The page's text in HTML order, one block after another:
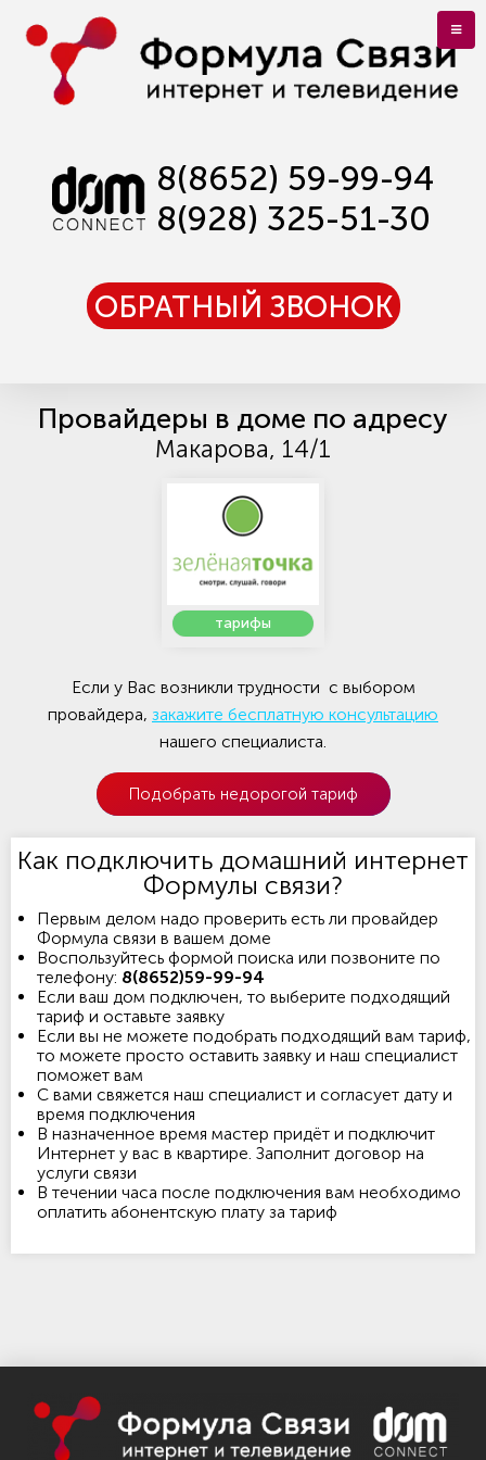
8(8652) 59-99-94
8(928) 325-51-30
ОБРАТНЫЙ ЗВОНОК
Провайдеры в доме по адресу
Макарова, 14/1
тарифы
Если у Вас возникли трудности с выбором
провайдера, закажите бесплатную консультацию
нашего специалиста.
Подобрать недорогой тариф
Как подключить домашний интернет
Формулы связи?
Первым делом надо проверить есть ли провайдер
Формула связи в вашем доме
Воспользуйтесь формой поиска или позвоните по
телефону: 8(8652)59-99-94
Если ваш дом подключен, то выберите подходящий
тариф и оставьте заявку
Если вы не можете подобрать подходящий вам тариф,
то можете просто оставить заявку и наш специалист
поможет вам
С вами свяжется наш специалист и согласует дату и
время подключения
В назначенное время мастер придёт и подключит
Интернет у вас в квартире. Заполнит договор на
услуги связи
В течении часа после подключения вам необходимо
оплатить абонентскую плату за тариф